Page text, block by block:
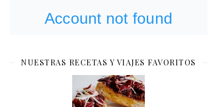
NUESTRAS RECETAS Y VIAJES FAVORITOS